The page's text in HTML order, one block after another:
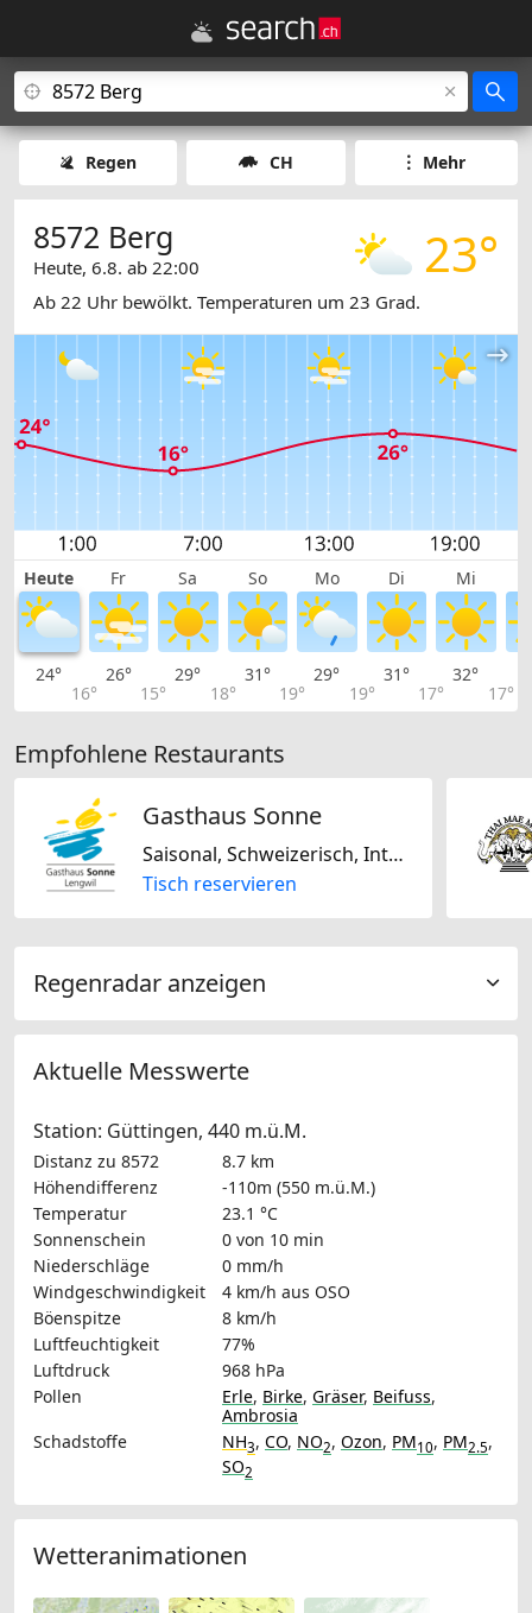
Regen CH Mehr
23°
8572 Berg
Heute, 6.8. ab 22:00
Ab 22 Uhr bewölkt. Temperaturen um 23 Grad.
Heute Fr Sa So Mo Di Mi
24°
16°
26°
15°
29°
18°
31°
19°
29°
19°
31°
17°
32°
17°
Empfohlene Restaurants
Gasthaus Sonne
Saisonal, Schweizerisch, International, Regional, Laktosefrei, Glutenfrei
Tisch reservieren
Regenradar anzeigen
Aktuelle Messwerte
Station: Güttingen, 440 m.ü.M.
Distanz zu 8572
8.7 km
Höhendifferenz
-110m (550 m.ü.M.)
Temperatur
23.1 °C
Sonnenschein
0 von 10 min
Niederschläge
0 mm/h
Windgeschwindigkeit
4 km/h aus OSO
Böenspitze
8 km/h
Luftfeuchtigkeit
77%
Luftdruck
968 hPa
Pollen
Erle, Birke, Gräser, Beifuss,
Ambrosia
Schadstoffe
NH3, CO, NO2, Ozon, PM10, PM2.5,
SO2
Wetteranimationen